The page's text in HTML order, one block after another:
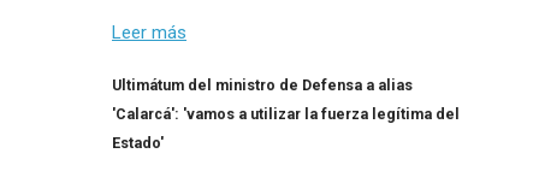
Leer más
Ultimátum del ministro de Defensa a alias
'Calarcá': 'vamos a utilizar la fuerza legítima del
Estado'